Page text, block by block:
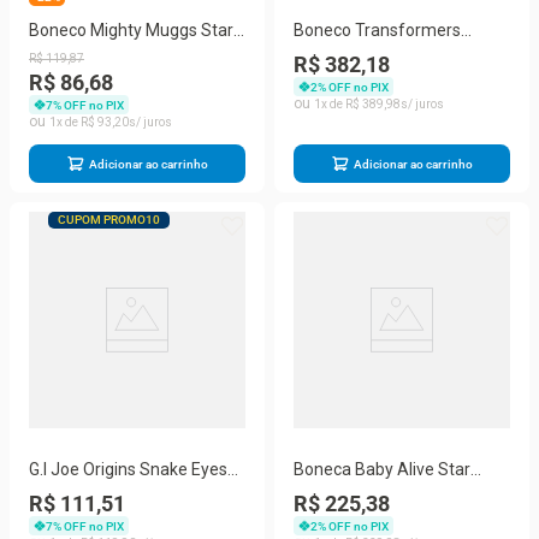
Boneco Mighty Muggs Star
Lord - Hasbro
R$119,87
R$ 86,68
7% OFF no PIX
1
R$ 93 20
Adicionar ao carrinho
Boneco Transformers
Smash Changer Optimus
Primal - F4641 - Se Converte
em 3 Passos - Hasbro
R$ 382,18
2% OFF no PIX
1
R$ 389 98
Adicionar ao carrinho
CUPOM PROMO10
G.I Joe Origins Snake Eyes
Ninja Strike Sickles - Hasbro
R$ 111,51
7% OFF no PIX
Boneca Baby Alive Star
Besties Bella Brilhante com
Acessórios Tema Espacial
R$ 225,38
2% OFF no PIX